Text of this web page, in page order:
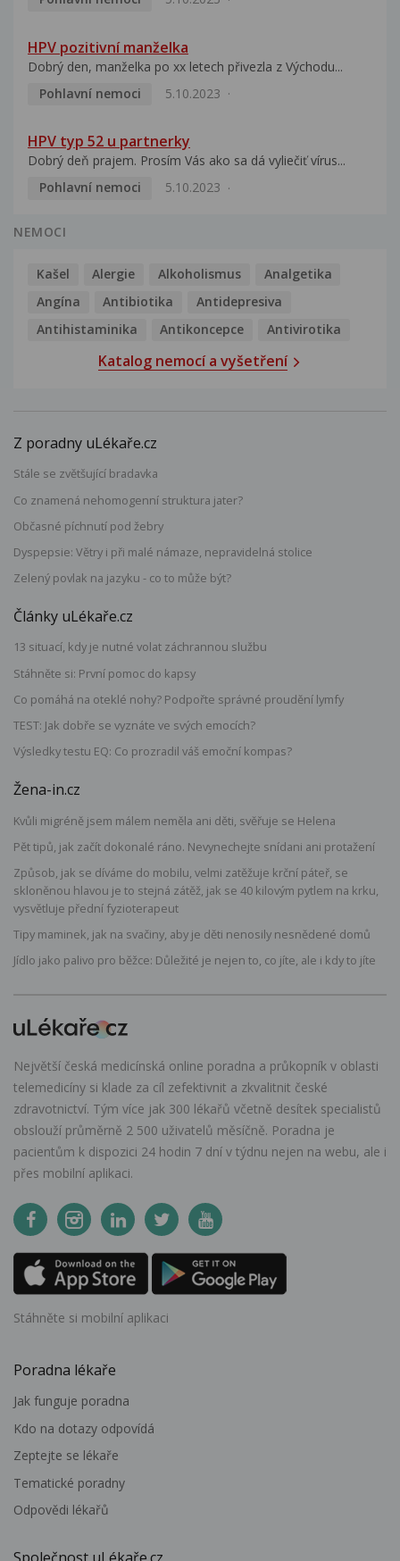
HPV pozitivní manželka
Dobrý den, manželka po xx letech přivezla z Východu...
Pohlavní nemoci
5.10.2023
HPV typ 52 u partnerky
Dobrý deň prajem. Prosím Vás ako sa dá vyliečiť vírus...
Pohlavní nemoci
5.10.2023
NEMOCI
Kašel Alergie Alkoholismus
Analgetika
Angína
Antibiotika
Antidepresiva
Antihistaminika
Antikoncepce Antivirotika
Katalog nemocí a vyšetření
Z poradny uLékaře.cz
Stále se zvětšující bradavka
Co znamená nehomogenní struktura jater?
Občasné píchnutí pod žebry
Dyspepsie: Větry i při malé námaze, nepravidelná stolice
Zelený povlak na jazyku - co to může být?
Články uLékaře.cz
13 situací, kdy je nutné volat záchrannou službu
Stáhněte si: První pomoc do kapsy
Co pomáhá na oteklé nohy? Podpořte správné proudění lymfy
TEST: Jak dobře se vyznáte ve svých emocích?
Výsledky testu EQ: Co prozradil váš emoční kompas?
Žena-in.cz
Kvůli migréně jsem málem neměla ani děti, svěřuje se Helena
Pět tipů, jak začít dokonalé ráno. Nevynechejte snídani ani protažení
Způsob, jak se díváme do mobilu, velmi zatěžuje krční páteř, se
skloněnou hlavou je to stejná zátěž, jak se 40 kilovým pytlem na krku,
vysvětluje přední fyzioterapeut
Tipy maminek, jak na svačiny, aby je děti nenosily nesnědené domů
Jídlo jako palivo pro běžce: Důležité je nejen to, co jíte, ale i kdy to jíte
Největší česká medicínská online poradna a průkopník v oblasti
telemedicíny si klade za cíl zefektivnit a zkvalitnit české
zdravotnictví. Tým více jak 300 lékařů včetně desítek specialistů
obslouží průměrně 2 500 uživatelů měsíčně. Poradna je
pacientům k dispozici 24 hodin 7 dní v týdnu nejen na webu, ale i
přes mobilní aplikaci.
Stáhněte si mobilní aplikaci
Poradna lékaře
Jak funguje poradna
Kdo na dotazy odpovídá
Zeptejte se lékaře
Tematické poradny
Odpovědi lékařů